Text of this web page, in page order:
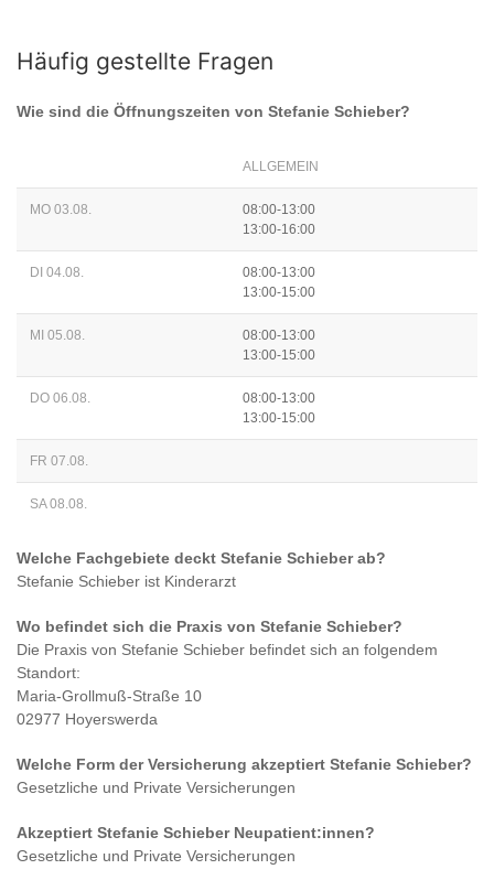
Häufig gestellte Fragen
Wie sind die Öffnungszeiten von Stefanie Schieber?
ALLGEMEIN
MO 03.08.
08:00-13:00
13:00-16:00
DI 04.08.
08:00-13:00
13:00-15:00
MI 05.08.
08:00-13:00
13:00-15:00
DO 06.08.
08:00-13:00
13:00-15:00
FR 07.08.
SA 08.08.
Welche Fachgebiete deckt Stefanie Schieberab?
Stefanie Schieber ist Kinderarzt
Wo befindet sich die Praxis von Stefanie Schieber?
Die Praxis von Stefanie Schieber befindet sich an folgendem
Standort:
Maria-Grollmuß-Straße 10
02977 Hoyerswerda
Welche Form der Versicherung akzeptiert Stefanie Schieber?
Gesetzliche und Private Versicherungen
Akzeptiert Stefanie SchieberNeupatient:innen?
Gesetzliche und Private Versicherungen